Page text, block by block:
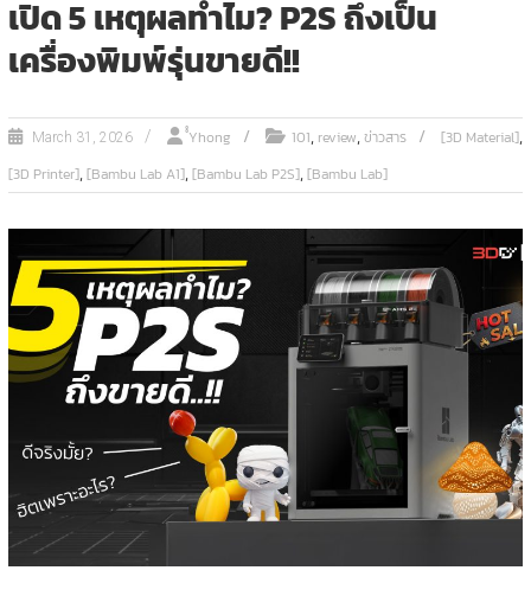
เปิด 5 เหตุผลทำไม? P2S ถึงเป็น
เครื่องพิมพ์รุ่นขายดี!!
March 31, 2026 ํํYhong 101, review,ข่าวสาร [3D Material],
[3D Printer],[Bambu Lab A1],[Bambu Lab P2S],[Bambu Lab]